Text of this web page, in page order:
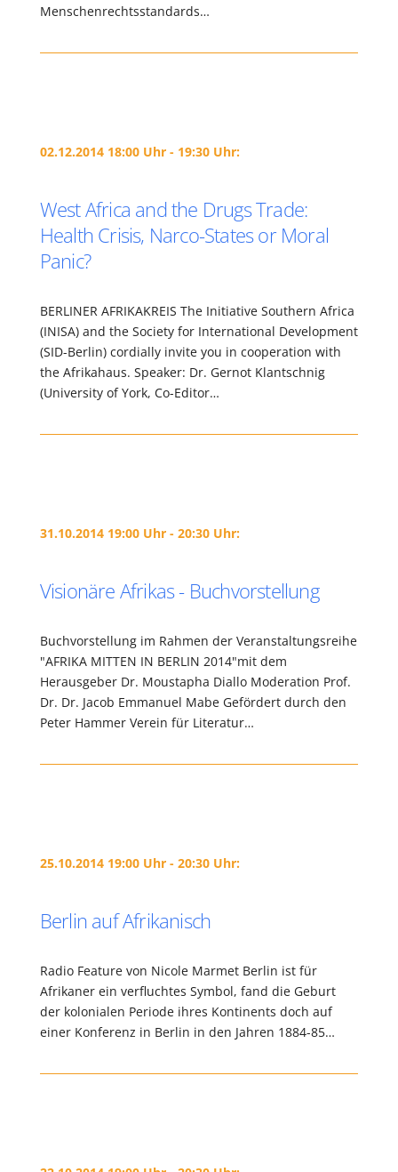
Menschenrechtsstandards…
02.12.2014 18:00 Uhr - 19:30 Uhr:
West Africa and the Drugs Trade:
Health Crisis, Narco-States or Moral
Panic?
BERLINER AFRIKAKREIS The Initiative Southern Africa
(INISA) and the Society for International Development
(SID-Berlin) cordially invite you in cooperation with
the Afrikahaus. Speaker: Dr. Gernot Klantschnig
(University of York, Co-Editor…
31.10.2014 19:00 Uhr - 20:30 Uhr:
Visionäre Afrikas - Buchvorstellung
Buchvorstellung im Rahmen der Veranstaltungsreihe
"AFRIKA MITTEN IN BERLIN 2014"mit dem
Herausgeber Dr. Moustapha Diallo Moderation Prof.
Dr. Dr. Jacob Emmanuel Mabe Gefördert durch den
Peter Hammer Verein für Literatur…
25.10.2014 19:00 Uhr - 20:30 Uhr:
Berlin auf Afrikanisch
Radio Feature von Nicole Marmet Berlin ist für
Afrikaner ein verfluchtes Symbol, fand die Geburt
der kolonialen Periode ihres Kontinents doch auf
einer Konferenz in Berlin in den Jahren 1884-85…